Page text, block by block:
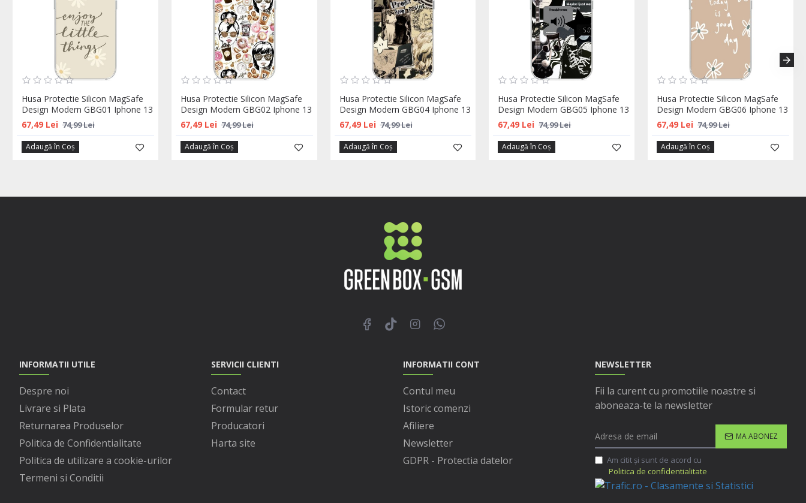
Husa Protectie Silicon MagSafe
Design Modern GBG01 Iphone 13
67,49 Lei 74,99 Lei
Adaugă în Coş
Husa Protectie Silicon MagSafe
Design Modern GBG02 Iphone 13
67,49 Lei 74,99 Lei
Adaugă în Coş
Husa Protectie Silicon MagSafe
Design Modern GBG04 Iphone 13
67,49 Lei 74,99 Lei
Adaugă în Coş
Husa Protectie Silicon MagSafe
Design Modern GBG05 Iphone 13
67,49 Lei 74,99 Lei
Adaugă în Coş
Husa Protectie Silicon MagSafe
Design Modern GBG06 Iphone 13
67,49 Lei 74,99 Lei
Adaugă în Coş
INFORMATII UTILE
Despre noi
Livrare si Plata
Returnarea Produselor
Politica de Confidentialitate
Politica de utilizare a cookie-urilor
Termeni si Conditii
SERVICII CLIENTI
Contact
Formular retur
Producatori
Harta site
INFORMATII CONT
Contul meu
Istoric comenzi
Afiliere
Newsletter
GDPR - Protectia datelor
NEWSLETTER
Fii la curent cu promotiile noastre si
aboneaza-te la newsletter
MA ABONEZ
Am citit şi sunt de acord cu
Politica de confidentialitate